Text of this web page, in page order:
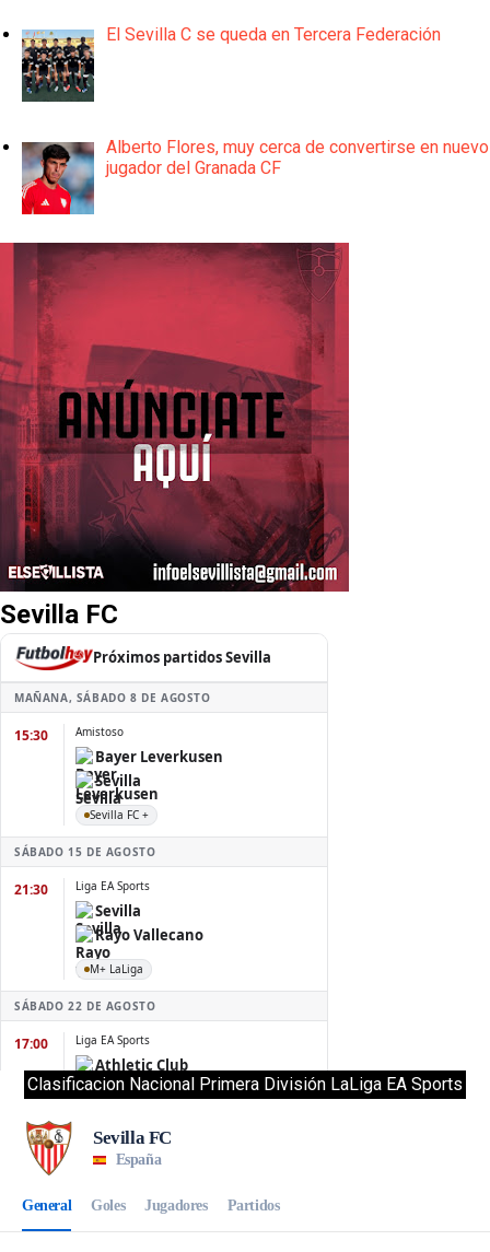
El Sevilla C se queda en Tercera Federación
Alberto Flores, muy cerca de convertirse en nuevo
jugador del Granada CF
Sevilla FC
Clasificacion Nacional Primera División LaLiga EA Sports